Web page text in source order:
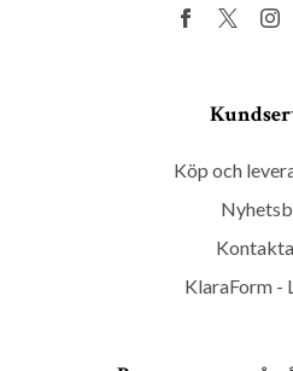
Köp och
KlaraForm -